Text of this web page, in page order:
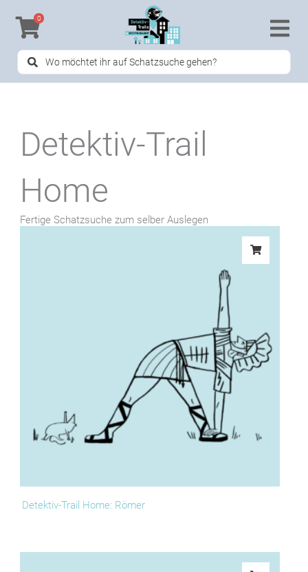
Inhalt
springen
0
Search
...
Detektiv-Trail
Home
Fertige Schatzsuche zum selber Auslegen
Detektiv-Trail Home: Römer